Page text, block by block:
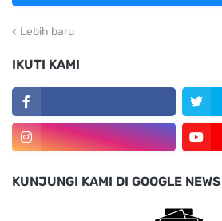
Lebih baru
IKUTI KAMI
KUNJUNGI KAMI DI GOOGLE NEWS